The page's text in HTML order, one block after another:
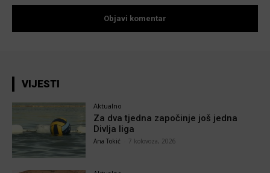
VIJESTI
Aktualno
Za dva tjedna započinje još jedna
Divlja liga
Ana Tokić 7 kolovoza, 2026